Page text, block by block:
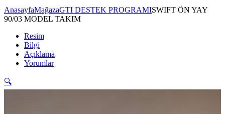
AnasayfaMağazaGTI DESTEK PROGRAMISWIFT ÖN YAY
90/03 MODEL TAKIM
Resim
Bilgi
Açıklama
Yorumlar
🔍